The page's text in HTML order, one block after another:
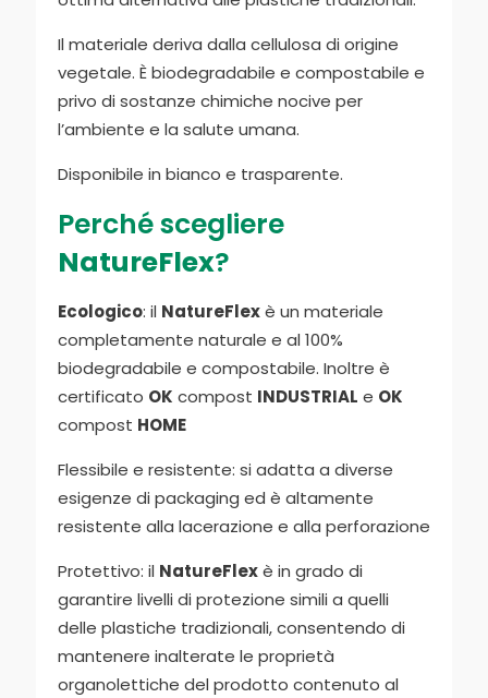
Il materiale deriva dalla cellulosa di origine
vegetale. È biodegradabile e compostabile e
privo di sostanze chimiche nocive per
l’ambiente e la salute umana.
Disponibile in bianco e trasparente.
Perché scegliere
NatureFlex?
Ecologico: il NatureFlexè un materiale
completamente naturale e al 100%
biodegradabile e compostabile. Inoltre è
certificato OK compost INDUSTRIAL e OK
compost HOME
Flessibile e resistente: si adatta a diverse
esigenze di packaging ed è altamente
resistente alla lacerazione e alla perforazione
Protettivo: il NatureFlexè in grado di
garantire livelli di protezione simili a quelli
delle plastiche tradizionali, consentendo di
mantenere inalterate le proprietà
organolettiche del prodotto contenuto al